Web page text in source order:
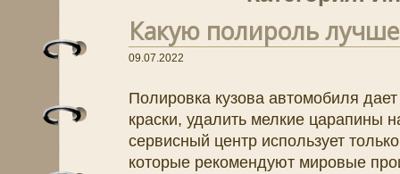
Какую полироль лучше
09.07.2022
Полировка кузова автомобиля
краски, удалить мелкие царапины
сервисный центр использует
которые рекомендуют мировые